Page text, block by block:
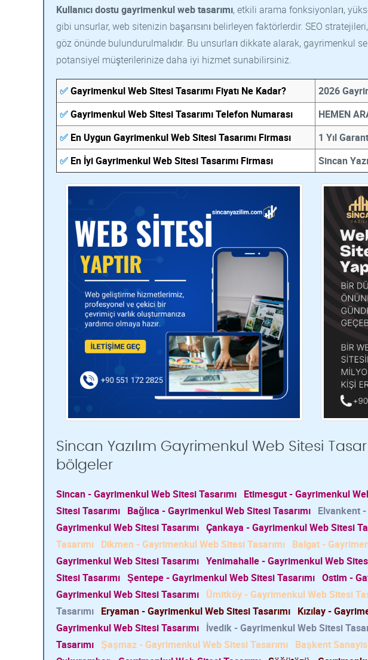
Kullanıcı dostu gayrimenkul web tasarımı, etkili arama fonksiyonları,
gibi unsurlar, web sitenizin başarısını belirleyen faktörlerdir. SEO
göz önünde bulundurulmalıdır. Bu unsurları dikkate alarak, gayrimenkul
potansiyel müşterilerinize daha iyi hizmet sunabilirsiniz.
✅Gayrimenkul Web Sitesi Tasarımı Fiyatı Ne Kadar?
2026
✅Gayrimenkul Web Sitesi Tasarımı Telefon Numarası
HEMEN
✅ En Uygun Gayrimenkul Web Sitesi Tasarımı Firması
1 Yıl
✅ En İyi Gayrimenkul Web Sitesi Tasarımı Firması Sincan
Sincan Yazılım Gayrimenkul Web Sitesi
bölgeler
Sincan - Gayrimenkul Web Sitesi Tasarımı Etimesgut - Gayrimenkul
Sitesi Tasarımı Bağlıca - Gayrimenkul Web Sitesi Tasarımı Elvankent
Gayrimenkul Web Sitesi Tasarımı Çankaya - Gayrimenkul Web Sitesi
Tasarımı Dikmen - Gayrimenkul Web Sitesi Tasarımı Balgat -
Gayrimenkul Web Sitesi Tasarımı Yenimahalle - Gayrimenkul Web
Sitesi Tasarımı Şentepe - Gayrimenkul Web Sitesi Tasarımı Ostim -
Gayrimenkul Web Sitesi Tasarımı Ümitköy - Gayrimenkul Web Sitesi
Tasarımı Eryaman - Gayrimenkul Web Sitesi Tasarımı Kızılay -
Gayrimenkul Web Sitesi Tasarımı İvedik - Gayrimenkul Web Sitesi
Tasarımı Şaşmaz - Gayrimenkul Web Sitesi Tasarımı Başkent